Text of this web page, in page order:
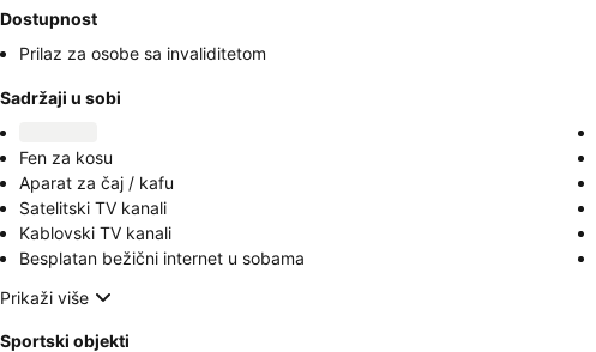
Dostupnost
Prilaz za osobe sa invaliditetom
Sadržaji u sobi
Fen za kosu
Aparat za čaj / kafu
Satelitski TV kanali
Kablovski TV kanali
Besplatan bežični internet u sobama
Prikaži više
Sportski objekti